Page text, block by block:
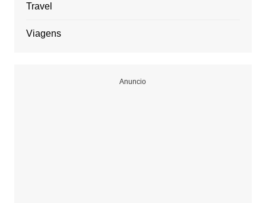
Travel
Viagens
Anuncio